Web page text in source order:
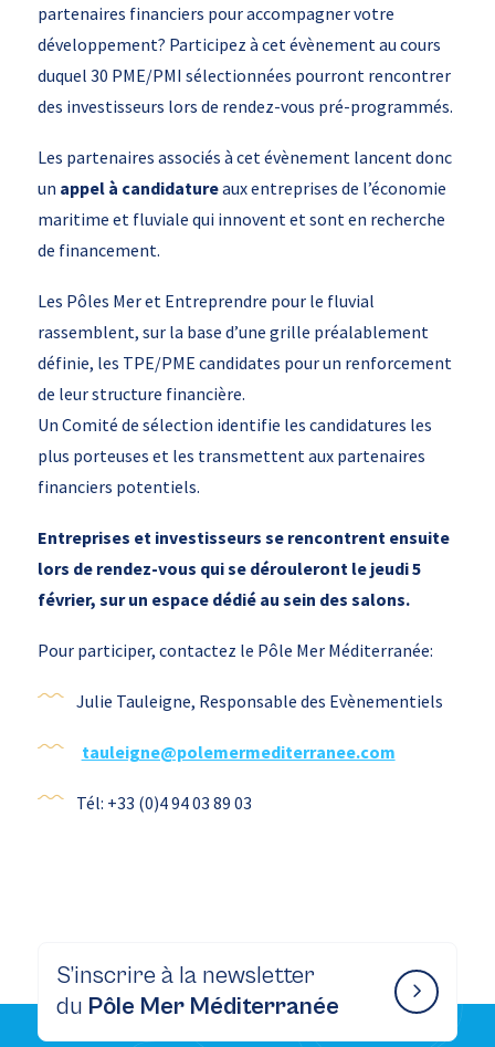
partenaires financiers pour accompagner votre
développement? Participez à cet évènement au cours
duquel 30 PME/PMI sélectionnées pourront rencontrer
des investisseurs lors de rendez-vous pré-programmés.
Les partenaires associés à cet évènement lancent donc
un appel à candidatureaux entreprises de l’économie
maritime et fluviale qui innovent et sont en recherche
de financement.
Les Pôles Mer et Entreprendre pour le fluvial
rassemblent, sur la base d’une grille préalablement
définie, les TPE/PME candidates pour un renforcement
de leur structure financière.
Un Comité de sélection identifie les candidatures les
plus porteuses et les transmettent aux partenaires
financiers potentiels.
Entreprises et investisseurs se rencontrent ensuite
lors de rendez-vous qui se dérouleront le jeudi 5
février, sur un espace dédié au sein des salons.
Pour participer, contactez le Pôle Mer Méditerranée:
Julie Tauleigne, Responsable des Evènementiels
tauleigne@polemermediterranee.com
Tél: +33 (0)4 94 03 89 03
S’inscrire à la newsletter
du Pôle Mer Méditerranée